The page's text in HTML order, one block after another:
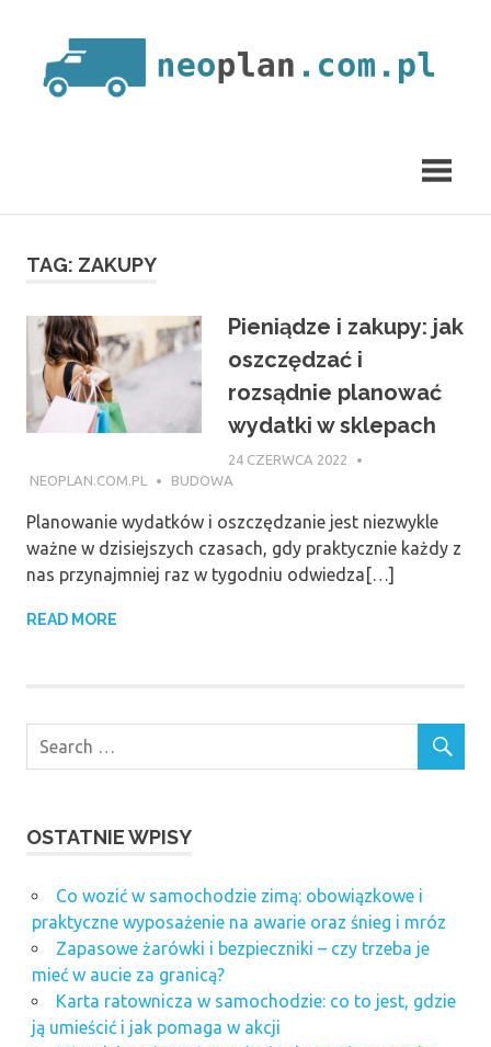
content
TAG: ZAKUPY
Pieniądze i zakupy: jak
oszczędzać i
rozsądnie planować
wydatki w sklepach
24 CZERWCA 2022
NEOPLAN.COM.PL
BUDOWA
Planowanie wydatków i oszczędzanie jest niezwykle
ważne w dzisiejszych czasach, gdy praktycznie każdy z
nas przynajmniej raz w tygodniu odwiedza[…]
READ MORE
OSTATNIE WPISY
Co wozić w samochodzie zimą: obowiązkowe i
praktyczne wyposażenie na awarie oraz śnieg i mróz
Zapasowe żarówki i bezpieczniki – czy trzeba je
mieć w aucie za granicą?
Karta ratownicza w samochodzie: co to jest, gdzie
ją umieścić i jak pomaga w akcji